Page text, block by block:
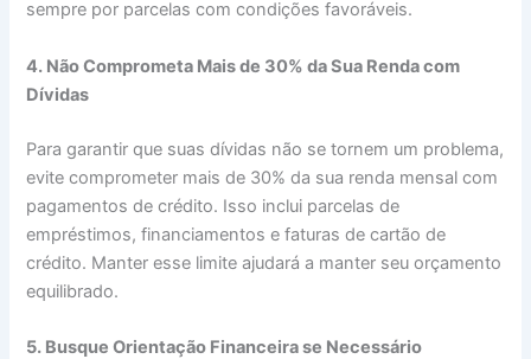
sempre por parcelas com condições favoráveis.
4. Não Comprometa Mais de 30% da Sua Renda com
Dívidas
Para garantir que suas dívidas não se tornem um problema,
evite comprometer mais de 30% da sua renda mensal com
pagamentos de crédito. Isso inclui parcelas de
empréstimos, financiamentos e faturas de cartão de
crédito. Manter esse limite ajudará a manter seu orçamento
equilibrado.
5. Busque Orientação Financeira se Necessário